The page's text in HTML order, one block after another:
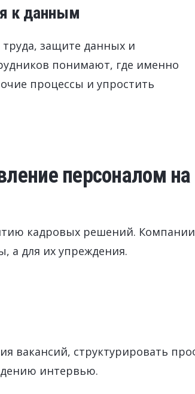
к данным
защите данных и
понимают, где именно
процессы и упростить
персоналом на
кадровых решений.
а для их упреждения.
вакансий, структурировать
интервью.